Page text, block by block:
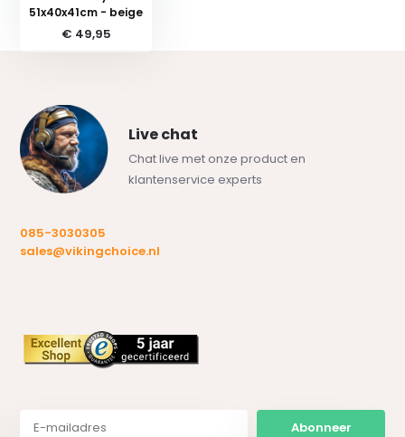
51x40x41cm - beige
€ 49,95
Live chat
Chat live met onze product en
klantenservice experts
085-3030305
sales@vikingchoice.nl
Abonneer